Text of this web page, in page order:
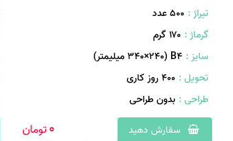
تیراژ : 500 عدد
گرماژ : ۱۷۰ گرم
سایز : B۴ (۳۴۰×۲۴۰ میلیمتر)
تحویل : 400 روز کاری
طراحی : بدون طراحی
سفارش دهید
0تومان